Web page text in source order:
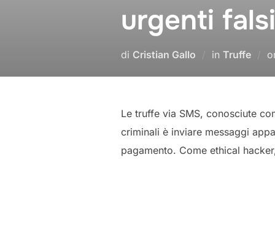
urgenti falsi
di Cristian Gallo in Truffe
Le truffe via SMS, conosciute
criminali è inviare messaggi
pagamento. Come ethical